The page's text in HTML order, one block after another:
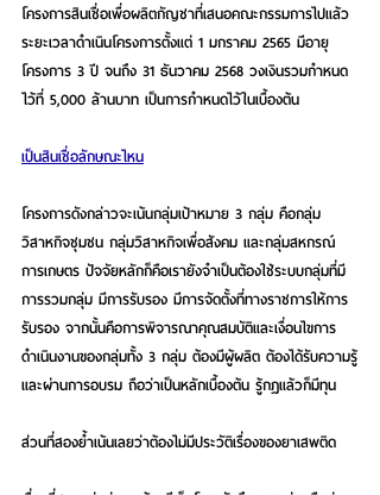
โครงการสินเชื่อเพื่อผลิตกัญชาที่เสนอคณะกรรมการไปแล้ว
ระยะเวลาดำเนินโครงการตั้งแต่ 1 มกราคม 2565 มีอายุ
โครงการ 3 ปี จนถึง 31 ธันวาคม 2568 วงเงินรวมกำหนด
ไว้ที่ 5,000 ล้านบาท เป็นการกำหนดไว้ในเบื้องต้น
เป็นสินเชื่อลักษณะไหน
โครงการดังกล่าวจะเน้นกลุ่มเป้าหมาย 3 กลุ่ม คือกลุ่ม
วิสาหกิจชุมชน กลุ่มวิสาหกิจเพื่อสังคม และกลุ่มสหกรณ์
การเกษตร ปัจจัยหลักก็คือเรายังจำเป็นต้องใช้ระบบกลุ่มที่มี
การรวมกลุ่ม มีการรับรอง มีการจัดตั้งที่ทางราชการให้การ
รับรอง จากนั้นคือการพิจารณาคุณสมบัติและเงื่อนไขการ
ดำเนินงานของกลุ่มทั้ง 3 กลุ่ม ต้องมีผู้ผลิต ต้องได้รับความรู้
และผ่านการอบรม ถือว่าเป็นหลักเบื้องต้น รู้กฎแล้วก็มีทุน
ส่วนที่สองย้ำเน้นเลยว่าต้องไม่มีประวัติเรื่องของยาเสพติด